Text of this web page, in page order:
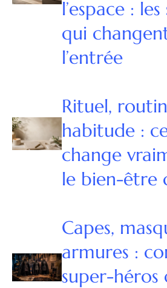
l’espace :
qui
l’entrée
Rituel,
habitude :
change
le bien-être
Capes,
armures :
super-héros